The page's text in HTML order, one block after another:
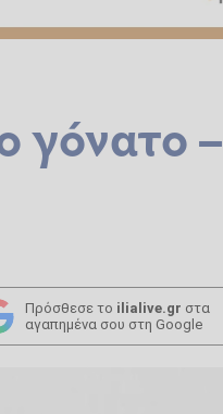
γόνατο –
Πρόσθεσε το ilialive.gr στα
αγαπημένα σου στη Google